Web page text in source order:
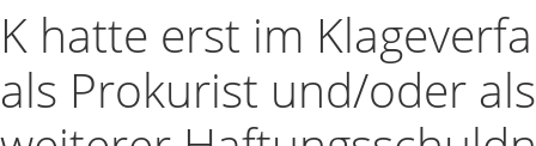
K hatte erst im
als Prokurist und/oder